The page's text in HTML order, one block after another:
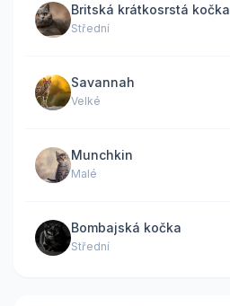
Britská krátkosrstá kočka
Střední
Savannah
Velké
Munchkin
Malé
Bombajská kočka
Střední